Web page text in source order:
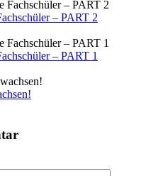
– PART 2
– PART 1